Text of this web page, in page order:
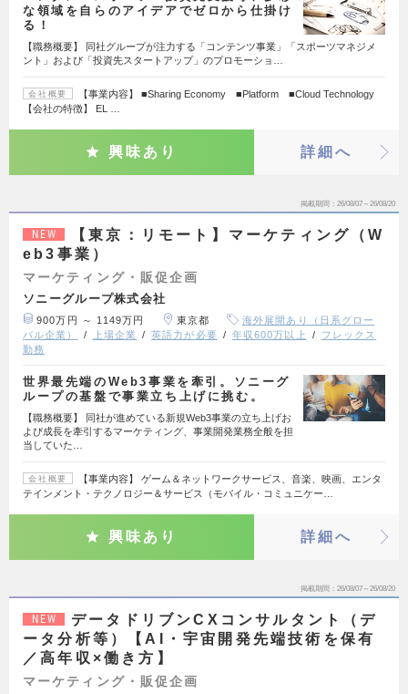
な領域を自らのアイデアでゼロから仕掛け
る！
【職務概要】 同社グループが注力する「コンテンツ事業」「スポーツマネジメ
ント」および「投資先スタートアップ」のプロモーショ…
会社概要
【事業内容】 ■Sharing Economy ■Platform ■Cloud Technology
【会社の特徴】 EL …
興味あり 詳細へ
掲載期間 26/08/07～26/08/20
NEW
【東京：リモート】マーケティング（W
eb3事業）
マーケティング・販促企画
ソニーグループ株式会社
900万円 ～ 1149万円 東京都
海外展開あり（日系グロー
バル企業）
上場企業 英語力が必要 年収600万以上
フレックス
勤務
世界最先端のWeb3事業を牽引。ソニーグ
ループの基盤で事業立ち上げに挑む。
【職務概要】 同社が進めている新規Web3事業の立ち上げお
よび成長を牽引するマーケティング、事業開発業務全般を担
当していた…
会社概要
【事業内容】 ゲーム＆ネットワークサービス、音楽、映画、エンタ
テインメント・テクノロジー＆サービス（モバイル・コミュニケー…
興味あり 詳細へ
掲載期間 26/08/07～26/08/20
NEW
データドリブンCXコンサルタント（デ
ータ分析等）【AI・宇宙開発先端技術を保有
／高年収×働き方】
マーケティング・販促企画